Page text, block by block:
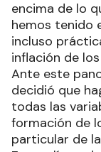
encima de lo
hemos tenido
incluso
inflación de
Ante este
decidió que
todas las
formación de
particular de